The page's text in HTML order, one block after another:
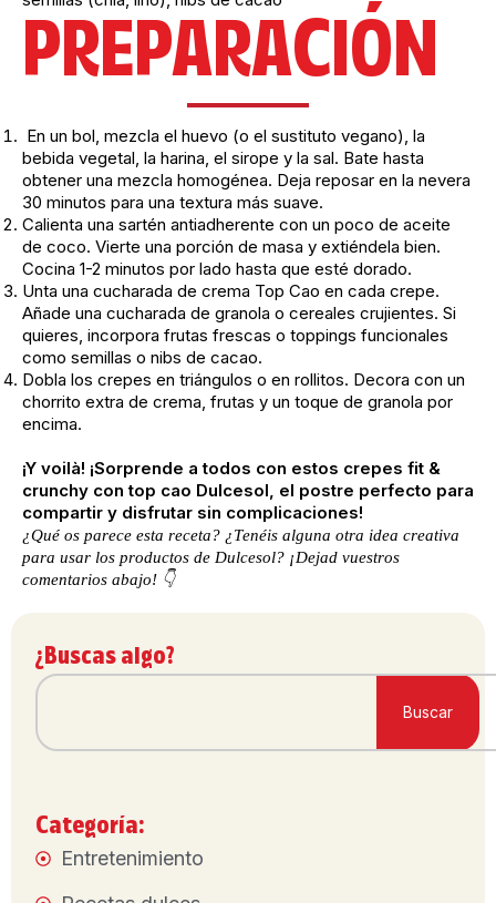
PREPARACIÓN
En un bol, mezcla el huevo (o el sustituto vegano), la
bebida vegetal, la harina, el sirope y la sal. Bate hasta
obtener una mezcla homogénea. Deja reposar en la nevera
30 minutos para una textura más suave.
Calienta una sartén antiadherente con un poco de aceite
de coco. Vierte una porción de masa y extiéndela bien.
Cocina 1-2 minutos por lado hasta que esté dorado.
Unta una cucharada de crema Top Cao en cada crepe.
Añade una cucharada de granola o cereales crujientes. Si
quieres, incorpora frutas frescas o toppings funcionales
como semillas o nibs de cacao.
Dobla los crepes en triángulos o en rollitos. Decora con un
chorrito extra de crema, frutas y un toque de granola por
encima.
¡Y voilà! ¡Sorprende a todos con estos crepes fit &
crunchy con top cao Dulcesol, el postre perfecto para
compartir y disfrutar sin complicaciones!
¿Qué os parece esta receta? ¿Tenéis alguna otra idea creativa
para usar los productos de Dulcesol? ¡Dejad vuestros
comentarios abajo! 👇
¿Buscas algo?
Buscar
Categoría:
Entretenimiento